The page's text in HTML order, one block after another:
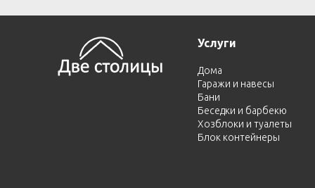
Услуги
Дома
Гаражи и навесы
Бани
Беседки и барбекю
Хозблоки и туалеты
Блок контейнеры